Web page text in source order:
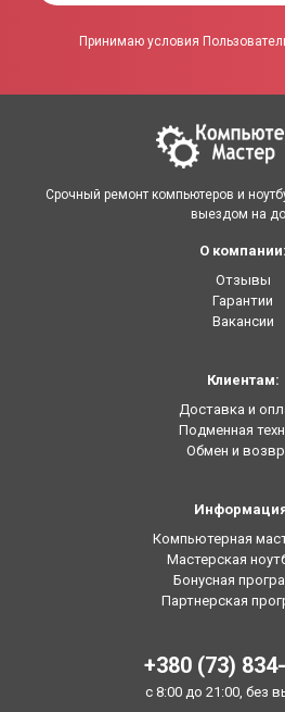
Принимаю условия
Срочный ремонт компьютеров и
выездом на
О компании:
Отзывы
Гарантии
Вакансии
Клиентам:
Доставка и
Подменная
Обмен и
Компьютерная
Мастерская
Бонусная
Партнерская
+380 (73)
с 8:00 до 21:00, без